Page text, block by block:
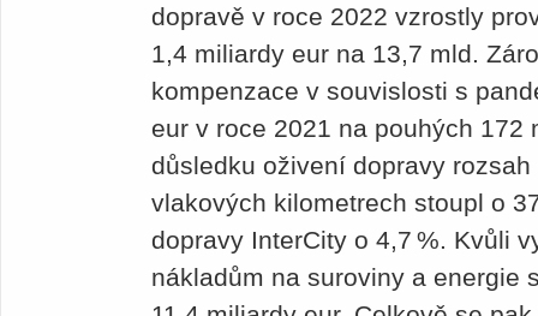
dopravě v roce 2022 vzrostly
1,4 miliardy eur na 13,7 mld.
kompenzace v souvislosti s
eur v roce 2021 na pouhých 172
důsledku oživení dopravy
vlakových kilometrech stoupl o
dopravy InterCity o 4,7 %. Kvůli
nákladům na suroviny a energie